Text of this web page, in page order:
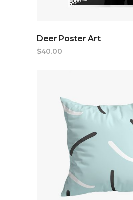
Deer Poster Art
$40.00
ADD TO CART